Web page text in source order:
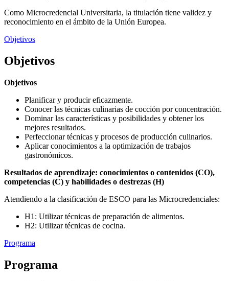
Como Microcredencial Universitaria, la titulación tiene validez y
reconocimiento en el ámbito de la Unión Europea.
Objetivos
Objetivos
Objetivos
Planificar y producir eficazmente.
Conocer las técnicas culinarias de cocción por concentración.
Dominar las características y posibilidades y obtener los
mejores resultados.
Perfeccionar técnicas y procesos de producción culinarios.
Aplicar conocimientos a la optimización de trabajos
gastronómicos.
Resultados de aprendizaje: conocimientos o contenidos (CO),
competencias (C) y habilidades o destrezas (H)
Atendiendo a la clasificación de ESCO para las Microcredenciales:
H1: Utilizar técnicas de preparación de alimentos.
H2: Utilizar técnicas de cocina.
Programa
Programa